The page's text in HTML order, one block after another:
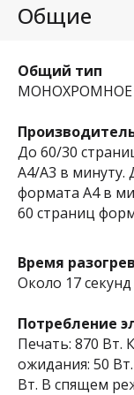
Общие
Общий тип
МОНОХРОМНОЕ
П
До 60/30
А4/A3 в минуту.
формата A4 в
60 страниц
Время
Около 17 секунд
Потребление
Печать: 870 Вт.
ожидания: 50
Вт. В спящем